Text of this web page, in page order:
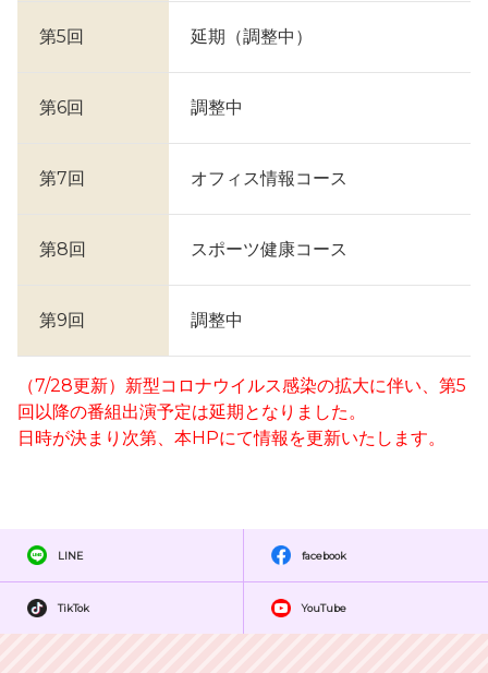
第5回 延期（調整中）
第6回 調整中
第7回 オフィス情報コース
第8回 スポーツ健康コース
第9回 調整中
（7/28更新）新型コロナウイルス感染の拡大に伴い、第5
回以降の番組出演予定は延期となりました。
日時が決まり次第、本HPにて情報を更新いたします。
LINE facebook
TikTok YouTube